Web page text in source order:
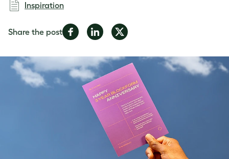
Inspiration
Share the postShare
Facebook
Share
LinkedIn
Share
Twitter